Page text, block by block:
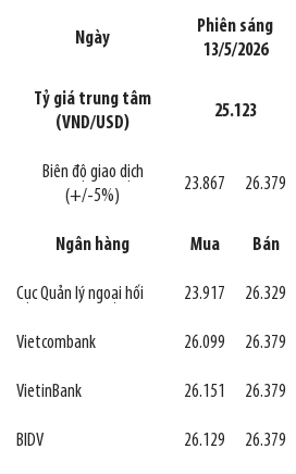
Ngày
Phiên sáng
13/5/2026
Tỷ giá trung tâm
(VND/USD)
25.123
Biên độ giao dịch
(+/-5%)
23.867 26.379
Ngân hàng Mua Bán
Cục Quản lý ngoại hối 23.917 26.329
Vietcombank 26.099 26.379
VietinBank 26.151 26.379
BIDV 26.129 26.379